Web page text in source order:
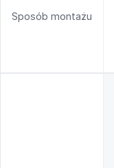
Sposób montażu